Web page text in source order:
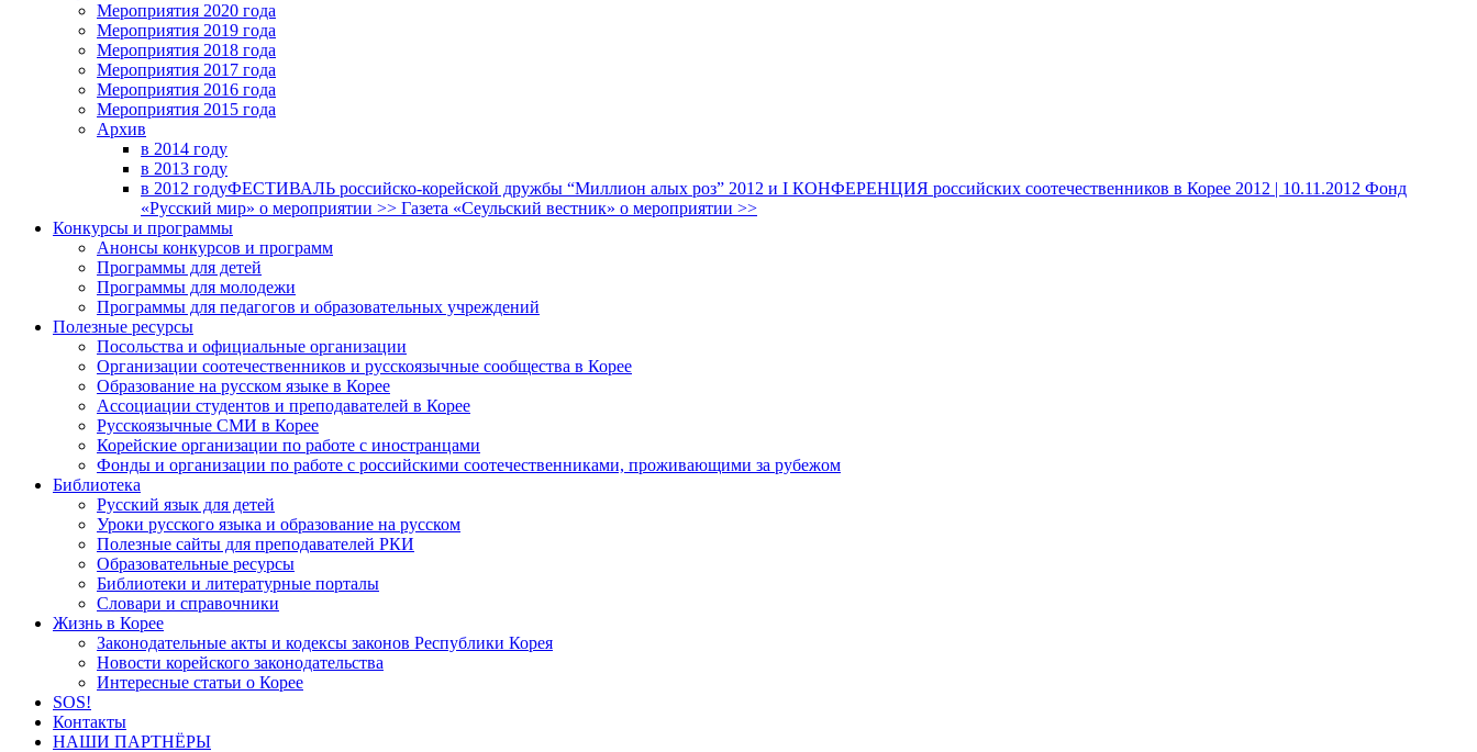
Мероприятия 2020 года
Мероприятия 2019 года
Мероприятия 2018 годa
Мероприятия 2017 года
Мероприятия 2016 года
Мероприятия 2015 года
Архив
в 2014 году
в 2013 году
в 2012 годуФЕСТИВАЛЬ российско-корейской дружбы “Миллион алых роз” 2012 и I КОНФЕРЕНЦИЯ российских соотечественников в Корее 2012 | 10.11.2012 Фонд
«Русский мир» о мероприятии >> Газета «Сеульский вестник» о мероприятии >>
Конкурсы и программы
Анонсы конкурсов и программ
Программы для детей
Программы для молодежи
Программы для педагогов и образовательных учреждений
Полезные ресурсы
Посольства и официальные организации
Организации соотечественников и русскоязычные сообщества в Корее
Образование на русском языке в Корее
Ассоциации студентов и преподавателей в Корее
Русскоязычные СМИ в Корее
Корейские организации по работе с иностранцами
Фонды и организации по работе с российскими соотечественниками, проживающими за рубежом
Библиотека
Русский язык для детей
Уроки русского языка и образование на русском
Полезные сайты для преподавателей РКИ
Образовательные ресурсы
Библиотеки и литературные порталы
Словари и справочники
Жизнь в Корее
Законодательные акты и кодексы законов Республики Корея
Новости корейского законодательства
Интересные статьи о Корее
SOS!
Контакты
НАШИ ПАРТНЁРЫ